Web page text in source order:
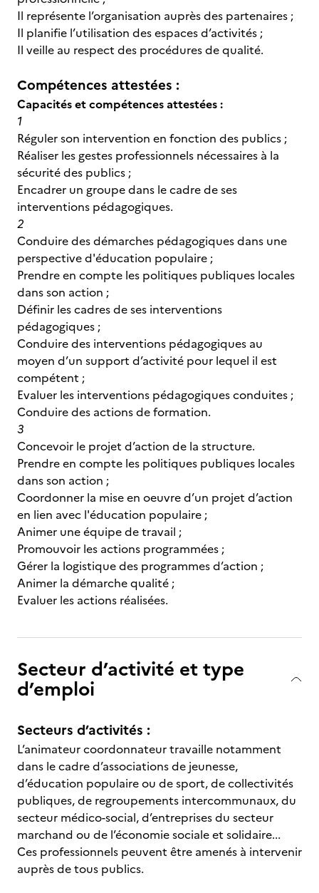
Il représente l’organisation auprès des partenaires ;
Il planifie l’utilisation des espaces d’activités ;
Il veille au respect des procédures de qualité.
Compétences attestées :
Capacités et compétences attestées :
1
Réguler son intervention en fonction des publics ;
Réaliser les gestes professionnels nécessaires à la
sécurité des publics ;
Encadrer un groupe dans le cadre de ses
interventions pédagogiques.
2
Conduire des démarches pédagogiques dans une
perspective d'éducation populaire ;
Prendre en compte les politiques publiques locales
dans son action ;
Définir les cadres de ses interventions
pédagogiques ;
Conduire des interventions pédagogiques au
moyen d’un support d’activité pour lequel il est
compétent ;
Evaluer les interventions pédagogiques conduites ;
Conduire des actions de formation.
3
Concevoir le projet d’action de la structure.
Prendre en compte les politiques publiques locales
dans son action ;
Coordonner la mise en oeuvre d’un projet d’action
en lien avec l'éducation populaire ;
Animer une équipe de travail ;
Promouvoir les actions programmées ;
Gérer la logistique des programmes d’action ;
Animer la démarche qualité ;
Evaluer les actions réalisées.
Secteur d’activité et type
d’emploi
Secteurs d’activités :
L’animateur coordonnateur travaille notamment
dans le cadre d’associations de jeunesse,
d’éducation populaire ou de sport, de collectivités
publiques, de regroupements intercommunaux, du
secteur médico-social, d’entreprises du secteur
marchand ou de l’économie sociale et solidaire...
Ces professionnels peuvent être amenés à intervenir
auprès de tous publics.